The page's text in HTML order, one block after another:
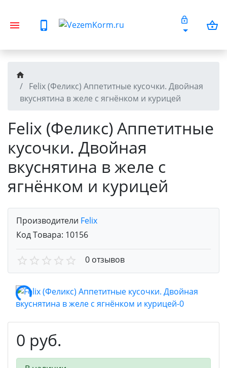
Felix (Феликс) Аппетитные кусочки. Двойная
вкуснятина в желе с ягнёнком и курицей
Felix (Феликс) Аппетитные
кусочки. Двойная
вкуснятина в желе с
ягнёнком и курицей
Производители Felix
Код Товара: 10156
0 отзывов
0 руб.